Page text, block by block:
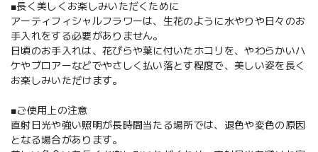
■長く美しくお楽しみいただくために
アーティフィシャルフラワーは、生花のように水やりや日々のお
手入れをする必要がありません。
日頃のお手入れは、花びらや葉に付いたホコリを、やわらかいハ
ケやブロアーなどでやさしく払い落とす程度で、美しい姿を長く
お楽しみいただけます。
■ご使用上の注意
直射日光や強い照明が長時間当たる場所では、退色や変色の原因
となる場合があります。